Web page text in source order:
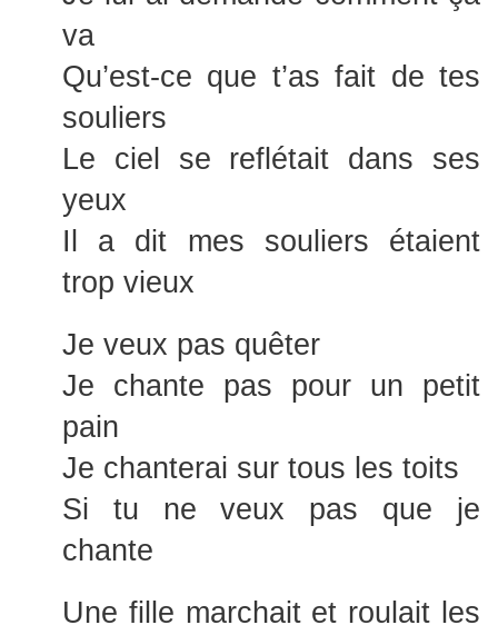
va
Qu’est-ce que t’as fait de tes
souliers
Le ciel se reflétait dans ses
yeux
Il a dit mes souliers étaient
trop vieux
Je veux pas quêter
Je chante pas pour un petit
pain
Je chanterai sur tous les toits
Si tu ne veux pas que je
chante
Une fille marchait et roulait les